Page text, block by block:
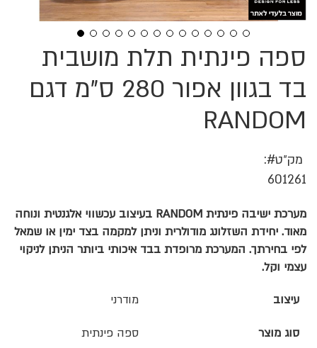
ספה פינתית תלת מושבית
בד בגוון אפור 280 ס"מ דגם
RANDOM
מק״ט
601261
מערכת ישיבה פינתית RANDOM בעיצוב עכשווי אלגנטית ונוחה
מאוד. יחידת השזלונג מודולרית וניתן למקמה בצד ימין או שמאל
לפי בחירתך. המערכת מרופדת בבד איכותי ביותר הניתן לניקוי
עצמי וקל.
עיצוב מודרני
סוג מוצר ספה פינתית
לדלג
להתחלה